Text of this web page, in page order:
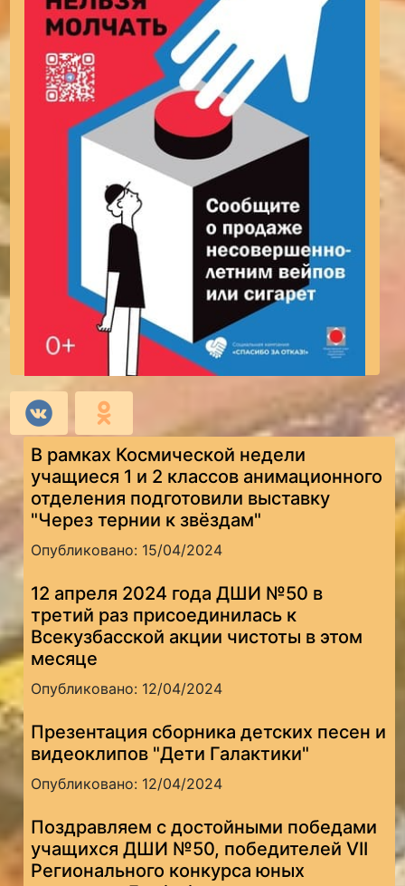
В рамках Космической недели
учащиеся 1 и 2 классов анимационного
отделения подготовили выставку
"Через тернии к звёздам"
Опубликовано: 15/04/2024
12 апреля 2024 года ДШИ №50 в
третий раз присоединилась к
Всекузбасской акции чистоты в этом
месяце
Опубликовано: 12/04/2024
Презентация сборника детских песен и
видеоклипов "Дети Галактики"
Опубликовано: 12/04/2024
Поздравляем с достойными победами
учащихся ДШИ №50, победителей VII
Регионального конкурса юных